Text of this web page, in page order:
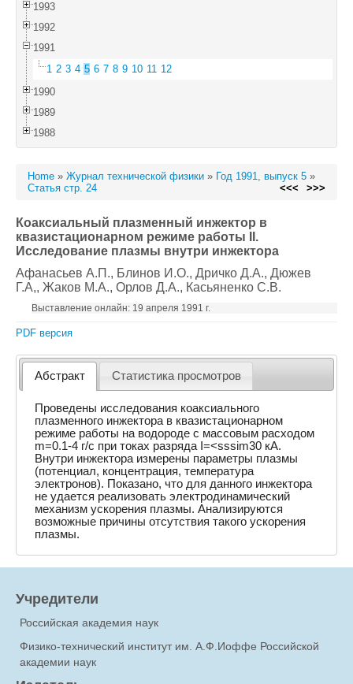
1993
1992
1991
1 2 3 4 5 6 7 8 9 10 11 12
1990
1989
1988
Home » Журнал технической физики » Год 1991, выпуск 5 »
Статья стр. 24
<<< >>>
Коаксиальный плазменный инжектор в
квазистационарном режиме работы II.
Исследование плазмы внутри инжектора
Афанасьев А.П., Блинов И.О., Дричко Д.А., Дюжев
Г.А,, Жаков М.А., Орлов Д.А., Касьяненко С.В.
Выставление онлайн: 19 апреля 1991 г.
PDF версия
Абстракт Статистика просмотров
Проведены исследования коаксиального
плазменного инжектора в квазистационарном
режиме работы на водороде с массовым расходом
m=0.1-4 г/с при токах разряда I=<sssim30 кА.
Внутри инжектора измерены параметры плазмы
(потенциал, концентрация, температура
электронов). Показано, что для данного инжектора
не удается реализовать электродинамический
механизм ускорения плазмы. Анализируются
возможные причины отсутствия такого ускорения
плазмы.
Учредители
Российская академия наук
Физико-технический институт им. А.Ф.Иоффе Российской
академии наук